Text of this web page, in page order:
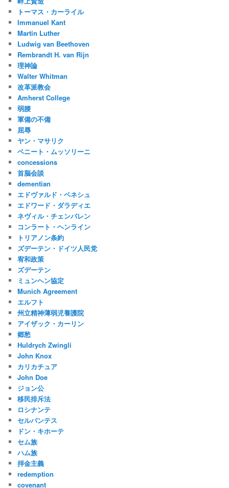
トーマス・カーライル
Immanuel Kant
Martin Luther
Ludwig van Beethoven
Rembrandt H. van Rijn
理神論
Walter Whitman
改革派教会
Amherst College
弱腰
軍備の不備
屈辱
ヤン・マサリク
ベニート・ムッソリーニ
concessions
首脳会談
dementian
エドヴァルド・ベネシュ
エドワード・ダラディエ
ネヴィル・チェンバレン
コンラート・ヘンライン
トリアノン条約
ズデーテン・ドイツ人民党
宥和政策
ズデーテン
ミュンヘン協定
Munich Agreement
エルフト
州立精神薄弱児養護院
アイザック・カーリン
郷愁
Huldrych Zwingli
John Knox
カリカチュア
John Doe
ジョン公
移民排斥法
ロシナンテ
セルバンテス
ドン・キホーテ
セム族
ハム族
拝金主義
redemption
covenant